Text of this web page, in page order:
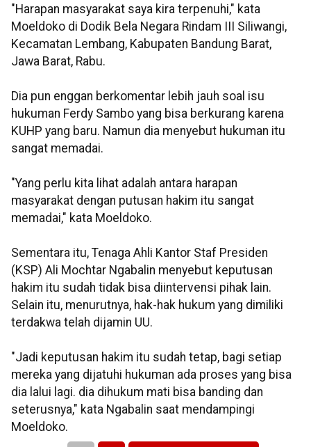
"Harapan masyarakat saya kira terpenuhi," kata
Moeldoko di Dodik Bela Negara Rindam III Siliwangi,
Kecamatan Lembang, Kabupaten Bandung Barat,
Jawa Barat, Rabu.
Dia pun enggan berkomentar lebih jauh soal isu
hukuman Ferdy Sambo yang bisa berkurang karena
KUHP yang baru. Namun dia menyebut hukuman itu
sangat memadai.
"Yang perlu kita lihat adalah antara harapan
masyarakat dengan putusan hakim itu sangat
memadai," kata Moeldoko.
Sementara itu, Tenaga Ahli Kantor Staf Presiden
(KSP) Ali Mochtar Ngabalin menyebut keputusan
hakim itu sudah tidak bisa diintervensi pihak lain.
Selain itu, menurutnya, hak-hak hukum yang dimiliki
terdakwa telah dijamin UU.
"Jadi keputusan hakim itu sudah tetap, bagi setiap
mereka yang dijatuhi hukuman ada proses yang bisa
dia lalui lagi. dia dihukum mati bisa banding dan
seterusnya," kata Ngabalin saat mendampingi
Moeldoko.